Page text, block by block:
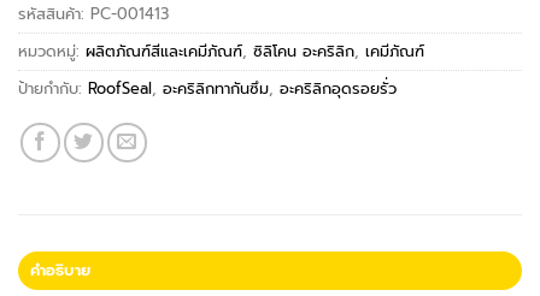
รหัสสินค้า: PC-001413
หมวดหมู่: ผลิตภัณฑ์สีและเคมีภัณฑ์, ซิลิโคน อะคริลิก, เคมีภัณฑ์
ป้ายกำกับ: RoofSeal, อะคริลิกทากันซึม, อะคริลิกอุดรอยรั่ว
คำอธิบาย